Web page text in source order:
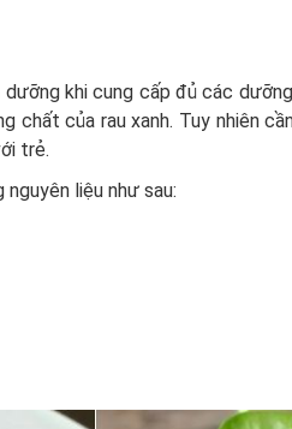
dưỡng khi cung cấp đủ các
chất của rau xanh. Tuy nhiên
trẻ.
liệu như sau: